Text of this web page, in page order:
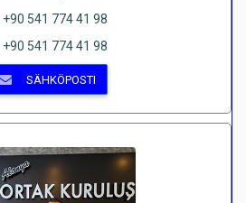
+90 541 774 41 98
+90 541 774 41 98
SÄHKÖPOSTI